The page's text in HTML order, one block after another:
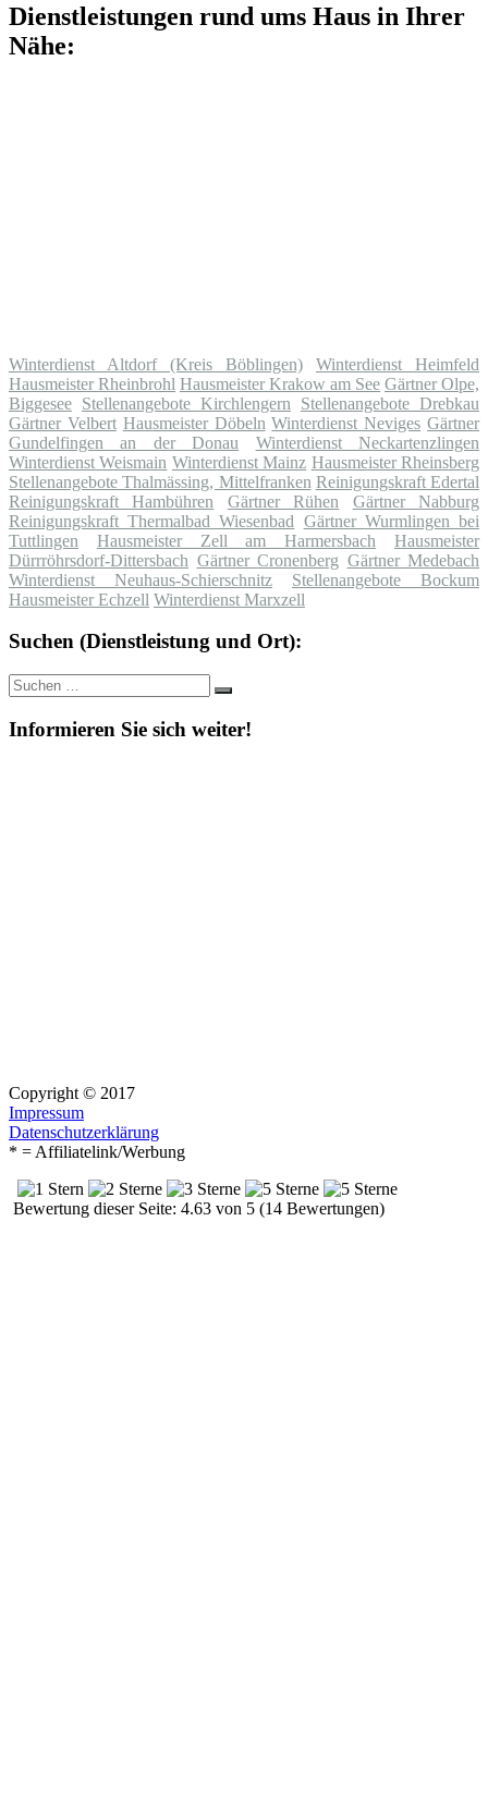
Dienstleistungen rund ums Haus in Ihrer
Nähe:
Winterdienst Altdorf (Kreis Böblingen)
Winterdienst Heimfeld
Hausmeister Rheinbrohl Hausmeister Krakow am See Gärtner Olpe,
Biggesee Stellenangebote Kirchlengern
Stellenangebote Drebkau
Gärtner Velbert Hausmeister Döbeln Winterdienst Neviges Gärtner
Gundelfingen an der Donau
Winterdienst Neckartenzlingen
Winterdienst Weismain Winterdienst Mainz Hausmeister Rheinsberg
Stellenangebote Thalmässing, Mittelfranken Reinigungskraft Edertal
Reinigungskraft Hambühren
Gärtner Rühen
Gärtner Nabburg
Reinigungskraft Thermalbad Wiesenbad Gärtner Wurmlingen bei
Tuttlingen
Hausmeister Zell am Harmersbach
Hausmeister
Dürrröhrsdorf-Dittersbach Gärtner Cronenberg Gärtner Medebach
Winterdienst Neuhaus-Schierschnitz
Stellenangebote Bockum
Hausmeister Echzell Winterdienst Marxzell
Suchen (Dienstleistung und Ort):
Suche
nach:
Suchen
Informieren Sie sich weiter!
Copyright © 2017
Impressum
Datenschutzerklärung
* = Affiliatelink/Werbung
Bewertung dieser Seite: 4.63 von 5 (14 Bewertungen)